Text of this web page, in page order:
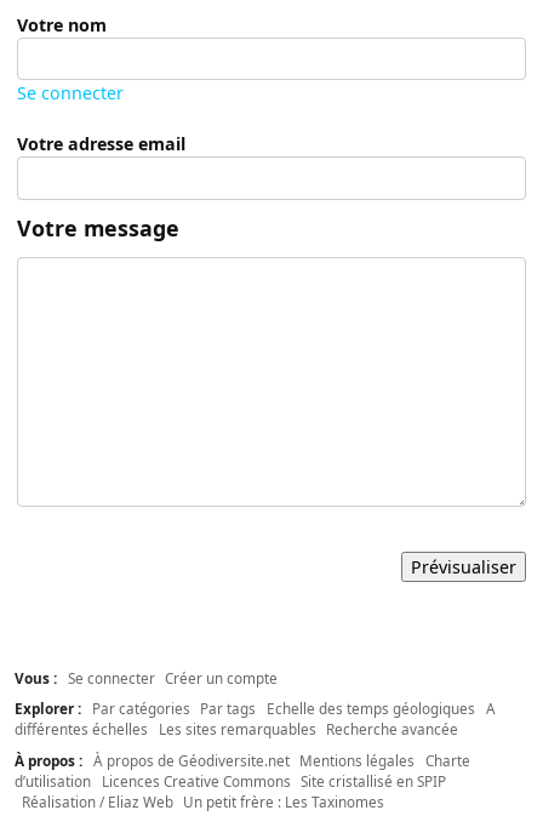
Votre nom
Se connecter
Votre adresse email
Votre message
Vous : Se connecter Créer un compte
Explorer :
Par catégories Par tags Echelle des temps géologiques
A
différentes échelles
Les sites remarquables
Recherche avancée
À propos : À propos de Géodiversite.net Mentions légales
Charte
d’utilisation
Licences Creative Commons Site cristallisé en SPIP
Réalisation / Eliaz Web Un petit frère : Les Taxinomes